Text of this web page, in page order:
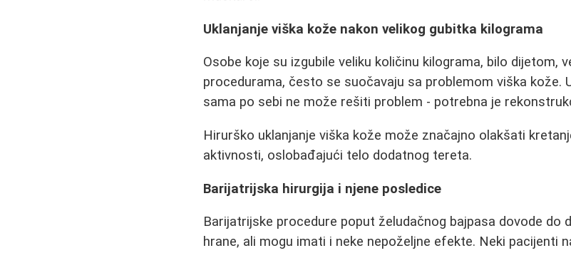
Uklanjanje viška kože nakon velikog gubitka kilograma
Osobe koje su izgubile veliku količinu kilograma, bilo dijetom,
procedurama, često se suočavaju sa problemom viška kože.
sama po sebi ne može rešiti problem - potrebna je
Hirurško uklanjanje viška kože može značajno olakšati
aktivnosti, oslobađajući telo dodatnog tereta.
Barijatrijska hirurgija i njene posledice
Barijatrijske procedure poput želudačnog bajpasa dovode do
hrane, ali mogu imati i neke nepoželjne efekte. Neki pacijenti